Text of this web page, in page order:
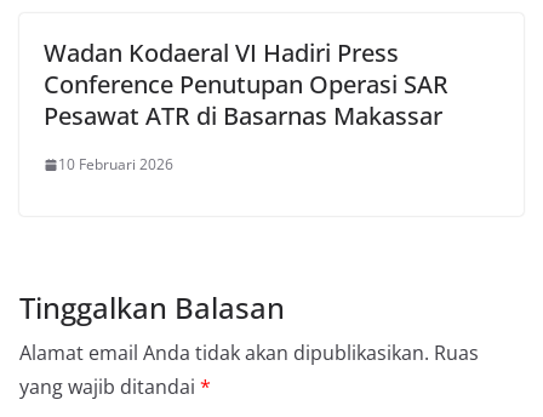
Wadan Kodaeral VI Hadiri Press
Conference Penutupan Operasi SAR
Pesawat ATR di Basarnas Makassar
10 Februari 2026
Tinggalkan Balasan
Alamat email Anda tidak akan dipublikasikan. Ruas
yang wajib ditandai *